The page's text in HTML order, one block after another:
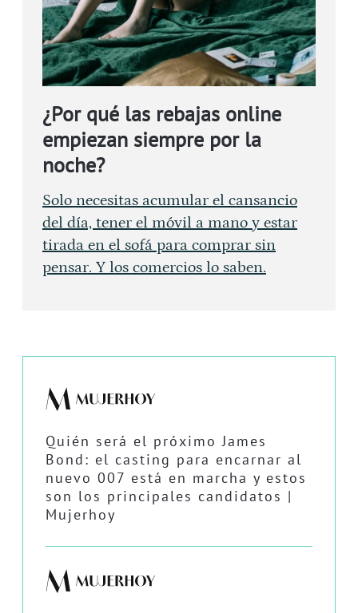
¿Por qué las rebajas online
empiezan siempre por la
noche?
Solo necesitas acumular el cansancio
del día, tener el móvil a mano y estar
tirada en el sofá para comprar sin
pensar. Y los comercios lo saben.
Quién será el próximo James
Bond: el casting para encarnar al
nuevo 007 está en marcha y estos
son los principales candidatos |
Mujerhoy